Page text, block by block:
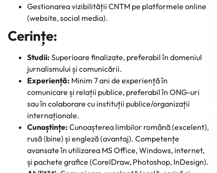
Gestionarea vizibilității CNTM pe platformele online
(website, social media).
Cerințe:
Studii: Superioare finalizate, preferabil în domeniul
jurnalismului și comunicării.
Experiență: Minim 7 ani de experiență în
comunicare și relații publice, preferabil în ONG-uri
sau în colaborare cu instituții publice/organizații
internaționale.
Cunoștințe: Cunoașterea limbilor română (excelent),
rusă (bine) și engleză (avantaj). Competențe
avansate în utilizarea MS Office, Windows, internet,
și pachete grafice (CorelDraw, Photoshop, InDesign).